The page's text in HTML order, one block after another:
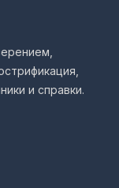
и справки.